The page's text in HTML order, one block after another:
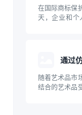
在国际商标保
天，企业和
如何有效利用
通过
随着艺术品市
结合的艺术品